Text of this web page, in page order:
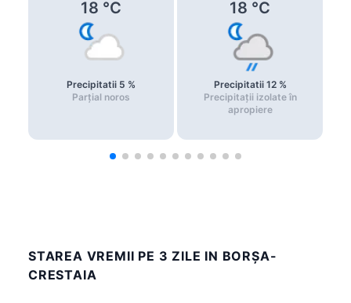
18 °C
Precipitatii 5 %
Parțial noros
18 °C
Precipitatii 12%
Precipitații izolate în
apropiere
STAREA VREMII PE 3 ZILE IN BORŞA-
CRESTAIA